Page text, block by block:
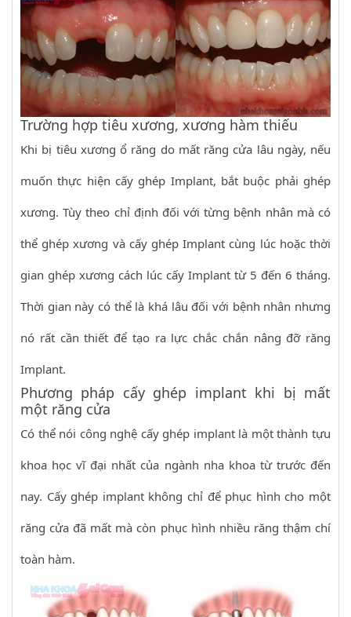
Trường hợp tiêu xương, xương hàm thiếu
Khi bị tiêu xương ổ răng do mất răng cửa lâu ngày, nếu
muốn thực hiện cấy ghép Implant, bắt buộc phải ghép
xương. Tùy theo chỉ định đối với từng bệnh nhân mà có
thể ghép xương và cấy ghép Implant cùng lúc hoặc thời
gian ghép xương cách lúc cấy Implant từ 5 đến 6 tháng.
Thời gian này có thể là khá lâu đối với bệnh nhân nhưng
nó rất cần thiết để tạo ra lực chắc chắn nâng đỡ răng
Implant.
Phương pháp cấy ghép implant khi bị mất
một răng cửa
Có thể nói công nghệ cấy ghép implant là một thành tựu
khoa học vĩ đại nhất của ngành nha khoa từ trước đến
nay. Cấy ghép implant không chỉ để phục hình cho một
răng cửa đã mất mà còn phục hình nhiều răng thậm chí
toàn hàm.